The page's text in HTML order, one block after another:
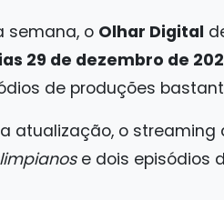
semana, o Olhar Digital
29 de dezembro de
de produções
atualização, o streaming
e dois episódios